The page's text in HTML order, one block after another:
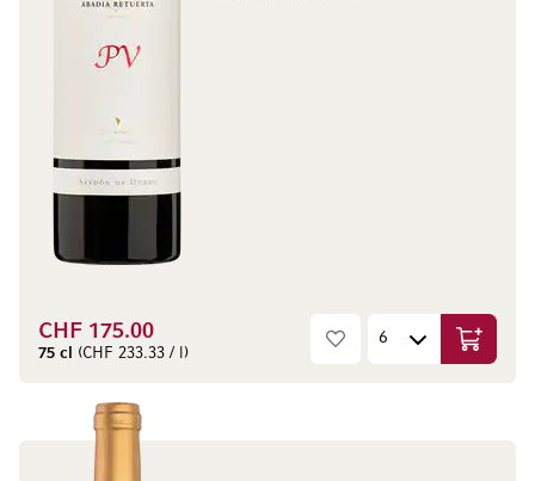
CHF 175.00
75 cl (CHF 233.33 / l)